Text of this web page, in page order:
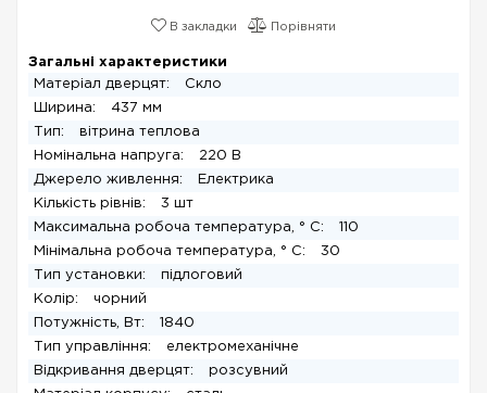
В закладки Порівняти
Загальні характеристики
Матеріал дверцят:
Скло
Ширина:
437 мм
Тип:
вітрина теплова
Номінальна напруга:
220 В
Джерело живлення:
Електрика
Кількість рівнів:
3 шт
Максимальна робоча температура, ° C:
110
Мінімальна робоча температура, ° C:
30
Тип установки:
підлоговий
Колір:
чорний
Потужність, Вт:
1840
Тип управління:
електромеханічне
Відкривання дверцят:
розсувний